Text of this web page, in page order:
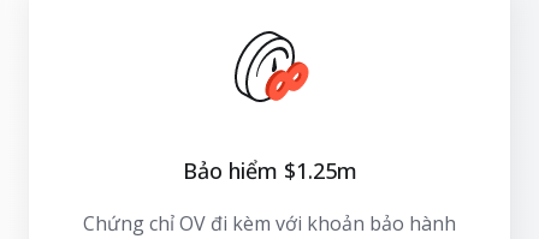
Bảo hiểm $1.25m
Chứng chỉ OV đi kèm với khoản bảo hành